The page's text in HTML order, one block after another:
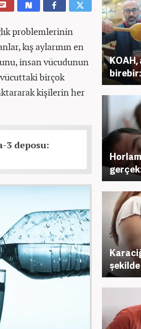
problemlerinin
kış aylarının en
insan vücudunun
vücuttaki birçok
kişilerin her
3 deposu:
KOAH,